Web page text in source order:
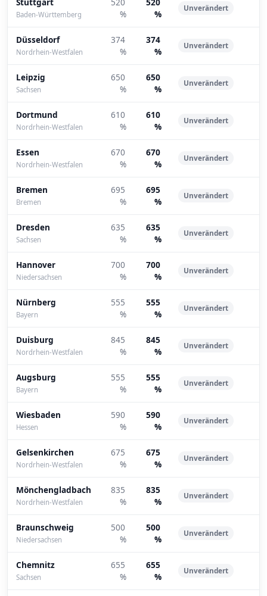
Baden-Württemberg
%
%
Unverändert
Düsseldorf
Nordrhein-Westfalen
374
%
374
%
Unverändert
Leipzig
Sachsen
650
%
650
%
Unverändert
Dortmund
Nordrhein-Westfalen
610
%
610
%
Unverändert
Essen
Nordrhein-Westfalen
670
%
670
%
Unverändert
Bremen
Bremen
695
%
695
%
Unverändert
Dresden
Sachsen
635
%
635
%
Unverändert
Hannover
Niedersachsen
700
%
700
%
Unverändert
Nürnberg
Bayern
555
%
555
%
Unverändert
Duisburg
Nordrhein-Westfalen
845
%
845
%
Unverändert
Augsburg
Bayern
555
%
555
%
Unverändert
Wiesbaden
Hessen
590
%
590
%
Unverändert
Gelsenkirchen
Nordrhein-Westfalen
675
%
675
%
Unverändert
Mönchengladbach
Nordrhein-Westfalen
835
%
835
%
Unverändert
Braunschweig
Niedersachsen
500
%
500
%
Unverändert
Chemnitz
Sachsen
655
%
655
%
Unverändert